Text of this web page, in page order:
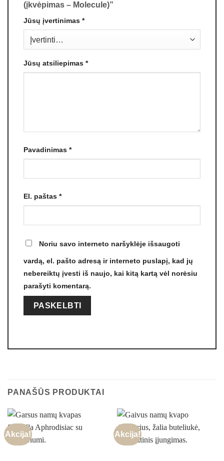
(įkvėpimas – Molecule)”
Jūsų įvertinimas *
Jūsų atsiliepimas *
Pavadinimas *
El. paštas *
Noriu savo interneto naršyklėje išsaugoti
vardą, el. pašto adresą ir interneto puslapį, kad jų
nebereiktų įvesti iš naujo, kai kitą kartą vėl norėsiu
parašyti komentarą.
PANAŠŪS PRODUKTAI
Akcija! Akcija!